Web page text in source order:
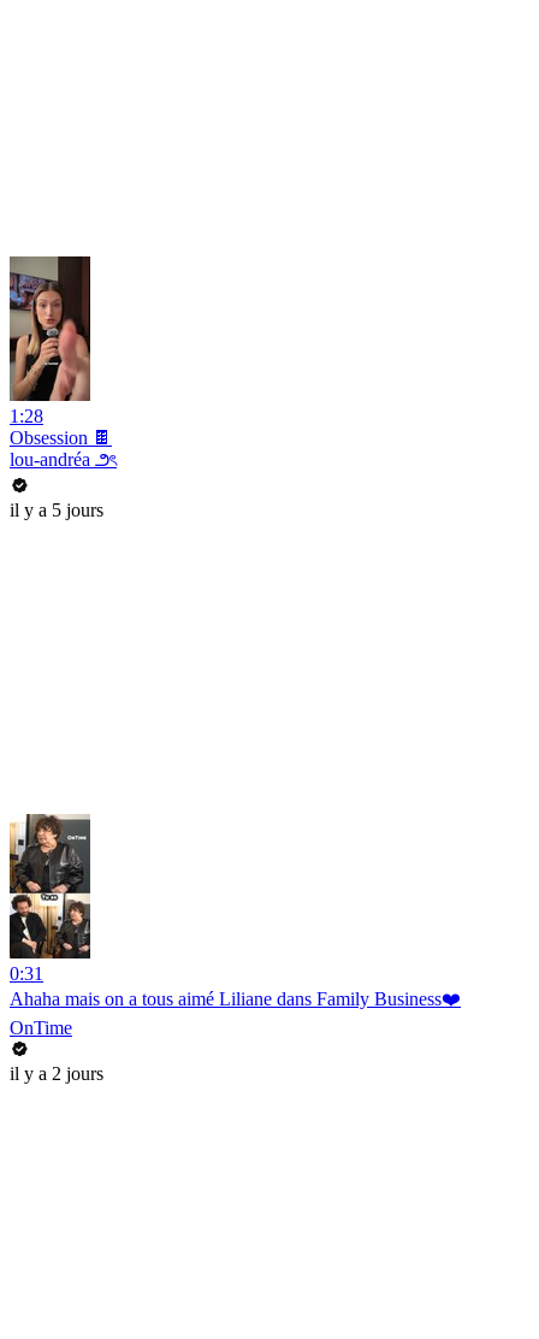
1:28
Obsession 🍫
lou-andréa ౨ৎ
il y a 5 jours
0:31
Ahaha mais on a tous aimé Liliane dans Family Business❤️
OnTime
il y a 2 jours